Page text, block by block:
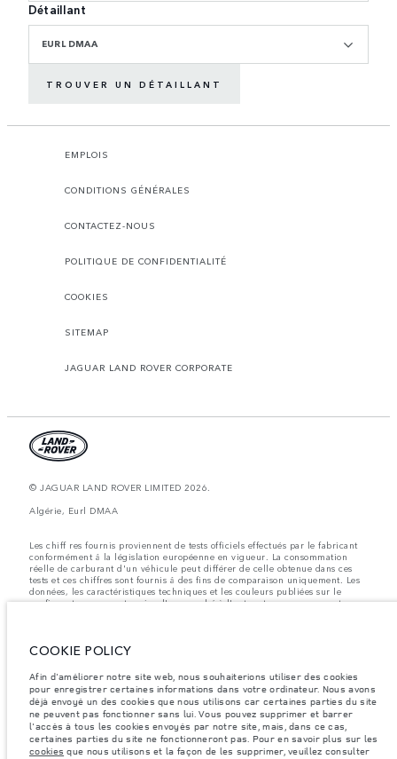
Détaillant
EURL DMAA
TROUVER UN DÉTAILLANT
EMPLOIS
CONDITIONS GÉNÉRALES
CONTACTEZ-NOUS
POLITIQUE DE CONFIDENTIALITÉ
COOKIES
SITEMAP
JAGUAR LAND ROVER CORPORATE
© JAGUAR LAND ROVER LIMITED 2026.
Algérie, Eurl DMAA
Les chiff res fournis proviennent de tests officiels effectués par le fabricant
conformément å la législation européenne en vigueur. La consommation
réelle de carburant d'un véhicule peut différer de celle obtenue dans ces
tests et ces chiffres sont fournis å des fins de comparaison uniquement. Les
données, les caractéristiques techniques et les couleurs publiées sur le
configurateur peuvent varier d'un marché à l'autre et ne comprennent pas
Les poids indiqués correspondent à des spécifications de véhicule standard.
affecteront la charge utile. Assurez-vous que le poids total en charge du
véhicule, les charges maximales par essieu et la charge utile ne sont pas
dépassés lorsque vous chargez des accessoires, des occupants, des liquides
et des carburants.
Remarque importante sur les images et les spécifications. La pénurie
mondiale de semi-conducteurs affecte actuellement les spécifications de
construction des véhicules, la disponibilité des options et les délais de
COOKIE POLICY
Afin d'améliorer notre site web, nous souhaiterions utiliser des cookies
pour enregistrer certaines informations dans votre ordinateur. Nous avons
déjà envoyé un des cookies que nous utilisons car certaines parties du site
ne peuvent pas fonctionner sans lui. Vous pouvez supprimer et barrer
l'accès à tous les cookies envoyés par notre site, mais, dans ce cas,
certaines parties du site ne fonctionneront pas. Pour en savoir plus sur les
cookies que nous utilisons et la façon de les supprimer, veuillez consulter